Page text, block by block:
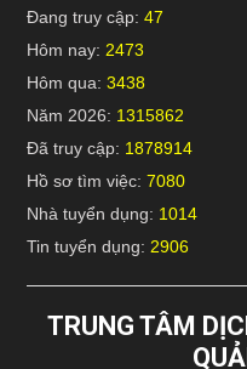
Đang truy cập: 47
Hôm nay: 2473
Hôm qua: 3438
Năm 2026: 1315862
Đã truy cập: 1878914
Hồ sơ tìm việc: 7080
Nhà tuyển dụng: 1014
Tin tuyển dụng: 2906
TRUNG TÂM